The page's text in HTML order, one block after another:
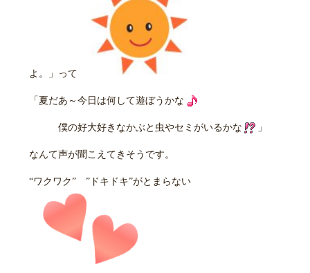
よ。」って
「夏だあ～今日は何して遊ぼうかな
僕の好大好きなかぶと虫やセミがいるかな 」
なんて声が聞こえてきそうです。
“ワクワク” ”ドキドキ”がとまらない